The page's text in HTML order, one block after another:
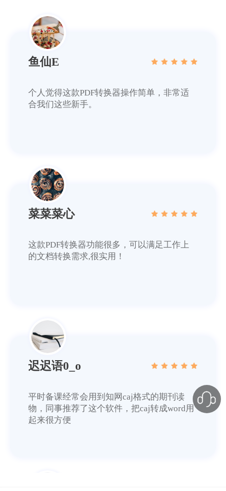
鱼仙E
个人觉得这款PDF转换器操作简单，非常适
合我们这些新手。
菜菜菜心
这款PDF转换器功能很多，可以满足工作上
的文档转换需求,很实用！
迟迟语0_o
平时备课经常会用到知网caj格式的期刊读
物，同事推荐了这个软件，把caj转成word用
起来很方便